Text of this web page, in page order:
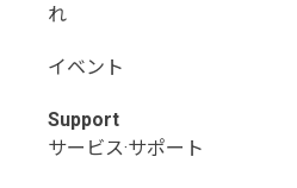
れ
イベント
Support
サービス·サポート